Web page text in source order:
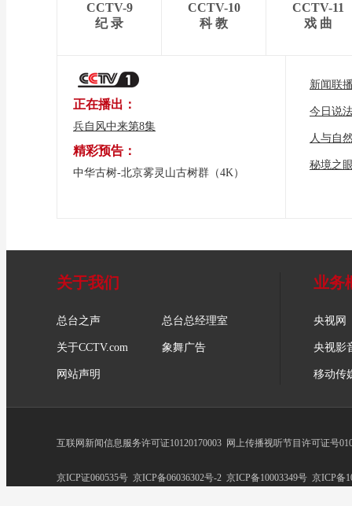
CCTV-9
纪 录
CCTV-10
科 教
CCTV-11
戏 曲
正在播出：
兵自风中来第8集
精彩预告：
中华古树-北京雾灵山古树群（4K）
新闻联
今日说
人与自
秘境之
关于我们
总台之声 总台总经理室
关于CCTV.com 象舞广告
网站声明
业务
央视网
央视影
移动传
互联网新闻信息服务许可证10120170003 网上传播视听节目许可证号
京ICP证060535号 京ICP备06036302号-2 京ICP备10003349号 京ICP备